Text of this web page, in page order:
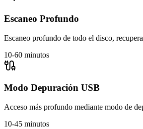
Escaneo Profundo
Escaneo profundo de todo el disco,
10-60 minutos
Modo Depuración USB
Acceso más profundo mediante modo de
10-45 minutos